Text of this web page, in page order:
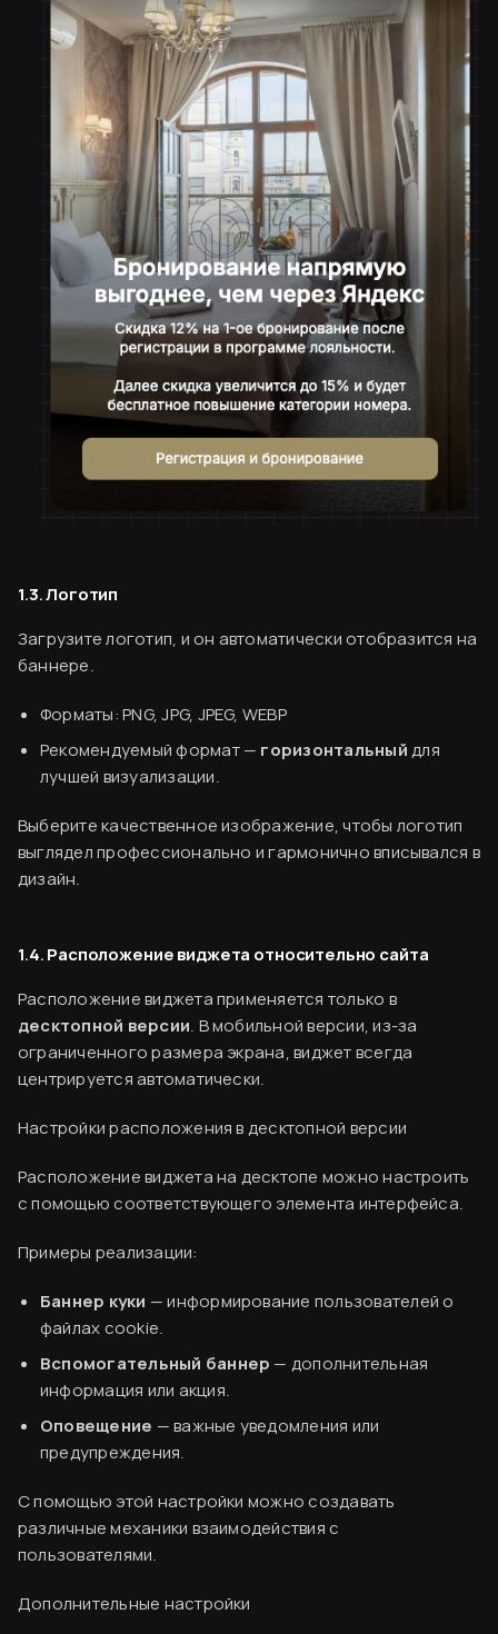
Вводная информация
База знаний
Создание аккаунта
Код виджета
1.3. Логотип
Загрузите логотип, и он автоматически отобразится на
баннере.
Форматы: PNG, JPG, JPEG, WEBP
Рекомендуемый формат — горизонтальныйдля
лучшей визуализации.
Выберите качественное изображение, чтобы логотип
выглядел профессионально и гармонично вписывался в
дизайн.
1.4. Расположение виджета относительно сайта
Расположение виджета применяется только в
десктопной версии. В мобильной версии, из-за
ограниченного размера экрана, виджет всегда
центрируется автоматически.
Настройки расположения в десктопной версии
Расположение виджета на десктопе можно настроить
с помощью соответствующего элемента интерфейса.
Примеры реализации:
Баннер куки — информирование пользователей о
файлах cookie.
Вспомогательный баннер — дополнительная
информация или акция.
Оповещение — важные уведомления или
предупреждения.
С помощью этой настройки можно создавать
различные механики взаимодействия с
пользователями.
Дополнительные настройки
Финальный ужин Два шефа – одна кухня
Хотите приобщиться к миру высокой кухни и
стать частью события?
Подробнее